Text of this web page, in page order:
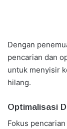
Dengan
pencarian dan
untuk menyisir
hilang.
Optimalisasi
Fokus